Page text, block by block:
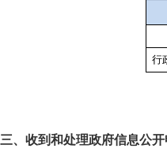
行
三、收到和处理政府信息公